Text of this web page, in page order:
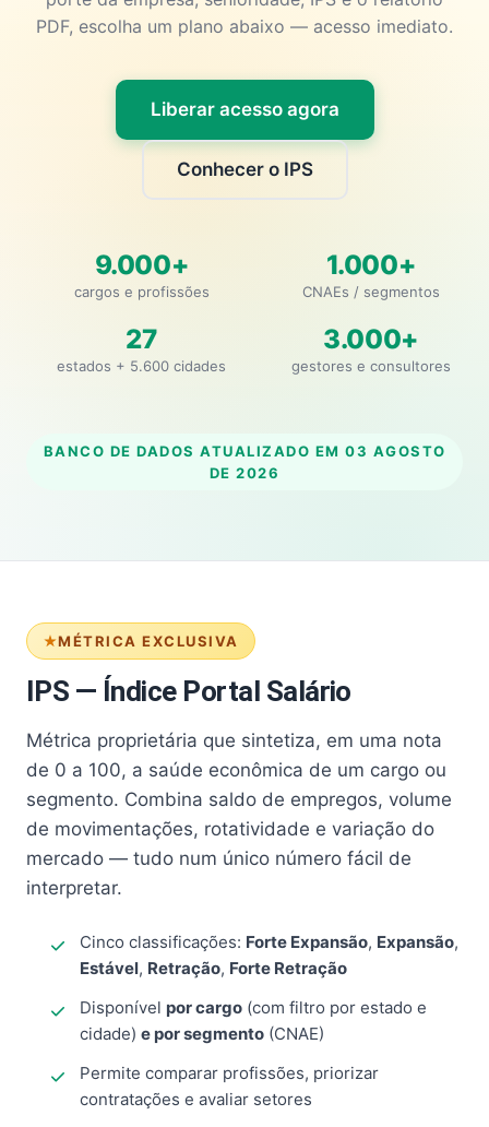
PDF, escolha um plano abaixo — acesso imediato.
Liberar acesso agora
Conhecer o IPS
9.000+
cargos e profissões
1.000+
CNAEs / segmentos
27
estados + 5.600 cidades
3.000+
gestores e consultores
BANCO DE DADOS ATUALIZADO EM 03 AGOSTO
DE 2026
MÉTRICA EXCLUSIVA
IPS — Índice Portal Salário
Métrica proprietária que sintetiza, em uma nota
de 0 a 100, a saúde econômica de um cargo ou
segmento. Combina saldo de empregos, volume
de movimentações, rotatividade e variação do
mercado — tudo num único número fácil de
interpretar.
Cinco classificações: Forte Expansão, Expansão,
Estável, Retração, Forte Retração
Disponível por cargo (com filtro por estado e
cidade) e por segmento (CNAE)
Permite comparar profissões, priorizar
contratações e avaliar setores